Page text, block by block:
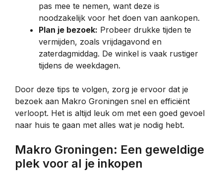
pas mee te nemen, want deze is
noodzakelijk voor het doen van aankopen.
Plan je bezoek: Probeer drukke tijden te
vermijden, zoals vrijdagavond en
zaterdagmiddag. De winkel is vaak rustiger
tijdens de weekdagen.
Door deze tips te volgen, zorg je ervoor dat je
bezoek aan Makro Groningen snel en efficiënt
verloopt. Het is altijd leuk om met een goed gevoel
naar huis te gaan met alles wat je nodig hebt.
Makro Groningen: Een geweldige
plek voor al je inkopen